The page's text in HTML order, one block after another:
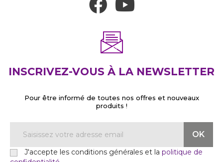
INSCRIVEZ-VOUS À LA NEWSLETTER
Pour être informé de toutes nos offres et nouveaux
produits !
J'accepte les conditions générales et la politique de